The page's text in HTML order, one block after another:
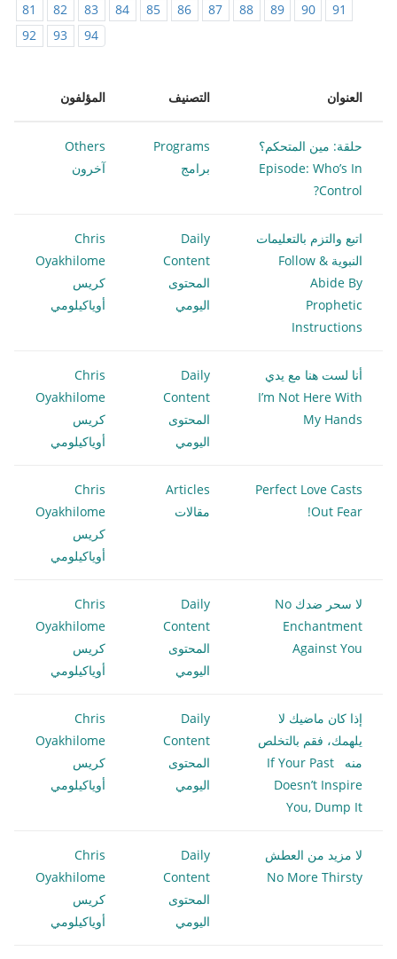
81
82 83 84 85 86 87 88 89 90
91
92
93 94
العنوان التصنيف المؤلفون
حلقة: مين المتحكم؟
Episode: Who’s In
Control?
Programs
برامج
Others
آخرون
اتبع والتزم بالتعليمات
النبوية Follow &
Abide By
Prophetic
Instructions
Daily
Content
المحتوى
اليومي
Chris
Oyakhilome
كريس
أوياكيلومي
أنا لست هنا مع يدي
I’m Not Here With
My Hands
Daily
Content
المحتوى
اليومي
Chris
Oyakhilome
كريس
أوياكيلومي
Perfect Love Casts
Out Fear!
Articles
مقالات
Chris
Oyakhilome
كريس
أوياكيلومي
لا سحر ضدك No
Enchantment
Against You
Daily
Content
المحتوى
اليومي
Chris
Oyakhilome
كريس
أوياكيلومي
إذا كان ماضيك لا
يلهمك، فقم بالتخلص
منه If Your Past
Doesn’t Inspire
You, Dump It
Daily
Content
المحتوى
اليومي
Chris
Oyakhilome
كريس
أوياكيلومي
لا مزيد من العطش
No More Thirsty
Daily
Content
المحتوى
اليومي
Chris
Oyakhilome
كريس
أوياكيلومي